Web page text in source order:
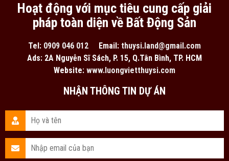
Hoạt động với mục tiêu cung cấp giải
pháp toàn diện về Bất Động Sản
Tel: 0909 046 012 Email: thuysi.land@gmail.com
Ads: 2A Nguyễn Sĩ Sách, P. 15, Q.Tân Bình, TP. HCM
Website: www.luongvietthuysi.com
NHẬN THÔNG TIN DỰ ÁN